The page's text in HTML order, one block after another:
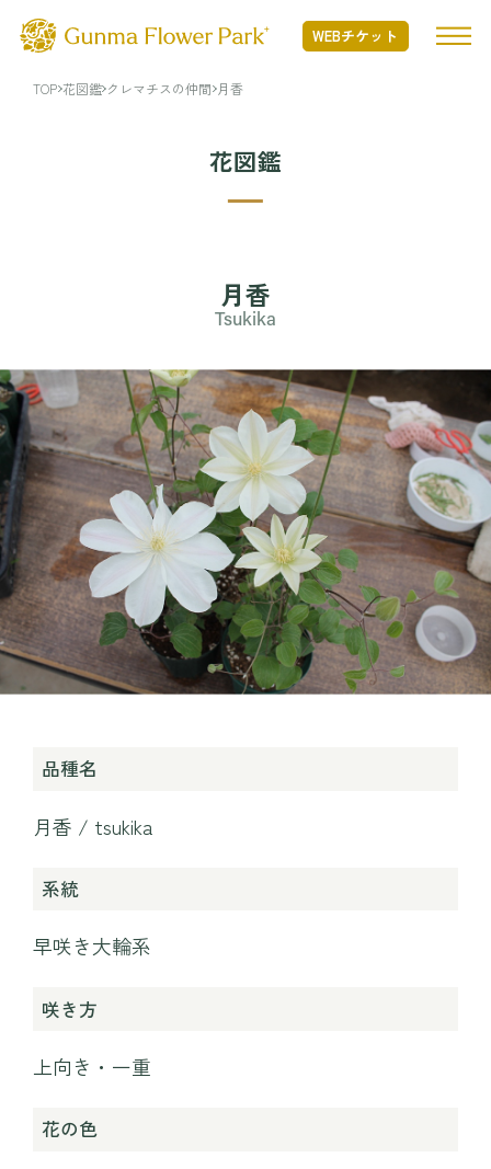
WEBチケット
Nature Positiveについて
開花情報
季節の花
年間カレンダー
花図鑑
フード・ショッピング TOP
MINAMO RESTAURANT
FLOWER HALL CAFE
TEIEN茶房
MINAMO DELI CAFE / HARAPPA CAFE
MINAMO MARKET / HANA SHOP
イベント・アクティビティ
プレイ
園内マップ
営業時間・料金
採用情報
お問い合わせ
〒371-0246 群⾺県前橋市柏倉町2471-7
tel. 027-283-8189
TOP 花図鑑 クレマチスの仲間 月香
花図鑑
月香
Tsukika
品種名
月香 / tsukika
系統
早咲き大輪系
咲き方
上向き・一重
花の色